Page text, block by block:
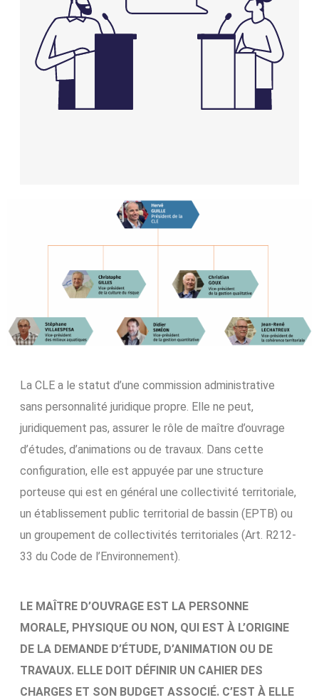
La CLE a le statut d’une commission administrative
sans personnalité juridique propre. Elle ne peut,
juridiquement pas, assurer le rôle de maître d’ouvrage
d’études, d’animations ou de travaux. Dans cette
configuration, elle est appuyée par une structure
porteuse qui est en général une collectivité territoriale,
un établissement public territorial de bassin (EPTB) ou
un groupement de collectivités territoriales (Art. R212-
33 du Code de l’Environnement).
LE MAÎTRE D’OUVRAGE EST LA PERSONNE
MORALE, PHYSIQUE OU NON, QUI EST À L’ORIGINE
DE LA DEMANDE D’ÉTUDE, D’ANIMATION OU DE
TRAVAUX. ELLE DOIT DÉFINIR UN CAHIER DES
CHARGES ET SON BUDGET ASSOCIÉ. C’EST À ELLE